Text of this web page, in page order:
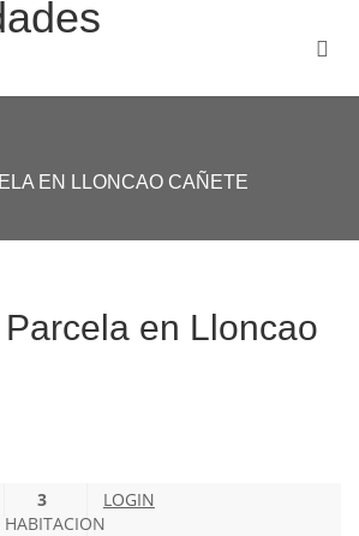
EN LLONCAO CAÑETE
en Lloncao
3
HABITACION
LOGIN